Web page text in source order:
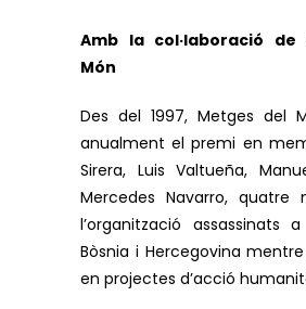
Amb la col·laboració de
Món
Des del 1997, Metges del
anualment el premi en
Sirera, Luis Valtueña,
Mercedes Navarro, quatre
l’organització assassinats
Bòsnia i Hercegovina
en projectes d’acció